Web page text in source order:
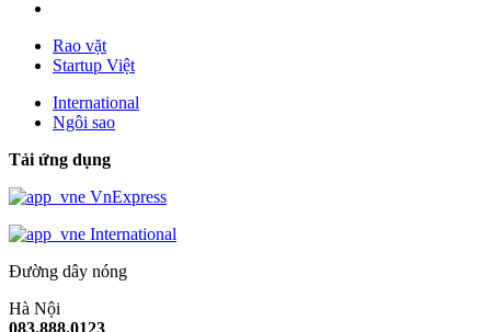
Rao vặt
Startup Việt
International
Ngôi sao
Tải ứng dụng
VnExpress
International
Đường dây nóng
Hà Nội